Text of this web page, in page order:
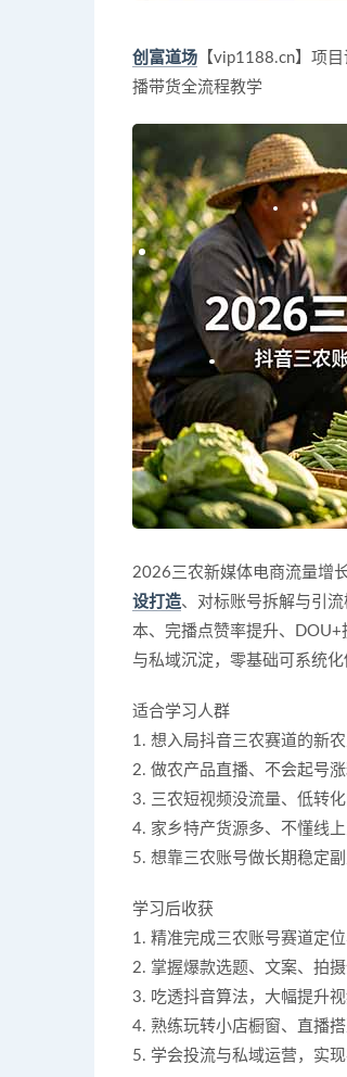
创富道场 【vip1188.cn】项
播带货全流程教学
2026三农新媒体电商流量增
设打造、对标账号拆解与引
本、完播点赞率提升、
与私域沉淀，零基础可系统
适合学习人群
1. 想入局抖音三农赛道的新
2. 做农产品直播、不会起号
3. 三农短视频没流量、低转
4. 家乡特产货源多、不懂线
5. 想靠三农账号做长期稳定
学习后收获
1. 精准完成三农账号赛道定
2. 掌握爆款选题、文案、拍
3. 吃透抖音算法，大幅提升
4. 熟练玩转小店橱窗、直播
5. 学会投流与私域运营，实